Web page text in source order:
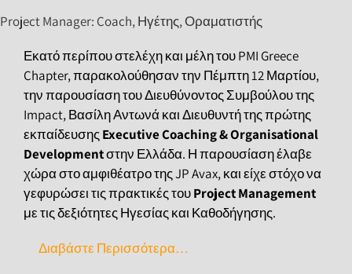
Project Manager: Coach, Ηγέτης, Οραματιστής
Εκατό περίπου στελέχη και μέλη του PMI Greece
Chapter, παρακολούθησαν την Πέμπτη 12 Μαρτίου,
την παρουσίαση του Διευθύνοντος Συμβούλου της
Impact, Βασίλη Αντωνά και Διευθυντή της πρώτης
εκπαίδευσηςExecutive Coaching & Organisational
Developmentστην Ελλάδα. Η παρουσίαση έλαβε
χώρα στο αμφιθέατρο της JP Avax, και είχε στόχο να
γεφυρώσει τις πρακτικές τουProject Management
με τις δεξιότητες Ηγεσίας και Καθοδήγησης.
Διαβάστε Περισσότερα…